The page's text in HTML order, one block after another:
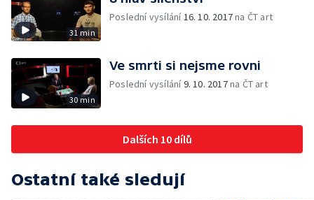
31 min
Poslední vysílání16. 10. 2017na ČT art
30 min
Ve smrti si nejsme rovni
Poslední vysílání9. 10. 2017na ČT art
Dalších 10 dílů
Ostatní také sledují